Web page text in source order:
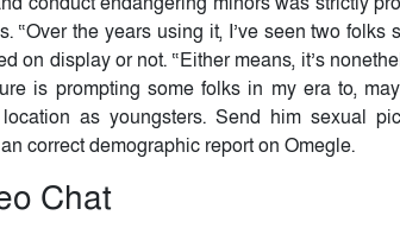
the years using it, I’ve seen two folks
on display or not. “Either means, it’s
is prompting some folks in my era to,
as youngsters. Send him sexual
correct demographic report on Omegle.
Chat